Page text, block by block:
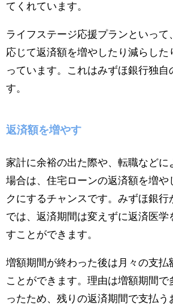
てくれています。
ライフステージ応援プランといって
応じて返済額を増やしたり減らした
っています。これはみずほ銀行独自
す。
返済額を増やす
家計に余裕の出た際や、転職などに
場合は、住宅ローンの返済額を増や
クにするチャンスです。みずほ銀行
では、返済期間は変えずに返済医学
すことができます。
増額期間が終わった後は月々の支払
ことができます。理由は増額期間で
ったため、残りの返済期間で支払う